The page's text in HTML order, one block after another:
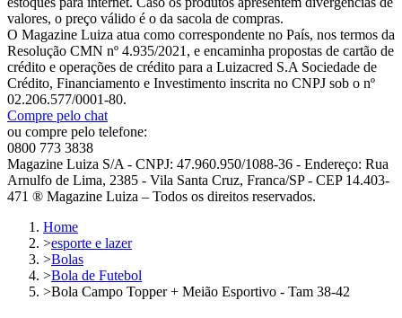
valores, o preço válido é o da sacola de compras.
O Magazine Luiza atua como correspondente no País, nos termos da
Resolução CMN nº 4.935/2021, e encaminha propostas de cartão de
crédito e operações de crédito para a Luizacred S.A Sociedade de
Crédito, Financiamento e Investimento inscrita no CNPJ sob o nº
02.206.577/0001-80.
Compre pelo chat
ou compre pelo telefone:
0800 773 3838
Magazine Luiza S/A - CNPJ: 47.960.950/1088-36 - Endereço: Rua
Arnulfo de Lima, 2385 - Vila Santa Cruz, Franca/SP - CEP 14.403-
471 ® Magazine Luiza – Todos os direitos reservados.
Home
>esporte e lazer
>Bolas
>Bola de Futebol
>Bola Campo Topper + Meião Esportivo - Tam 38-42